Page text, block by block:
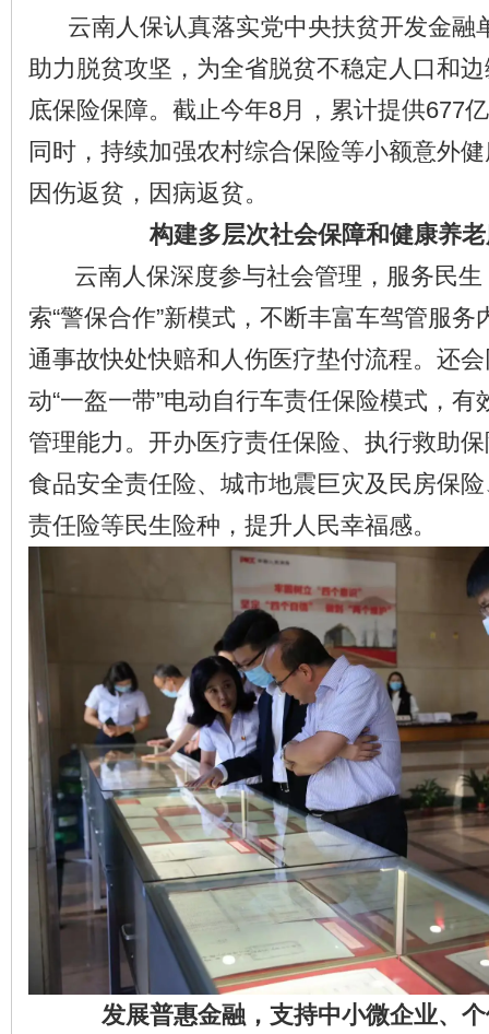
云南人保认真落实党中央扶贫开发金融
助力脱贫攻坚，为全省脱贫不稳定人口和
底保险保障。截止今年8月，累计提供677
同时，持续加强农村综合保险等小额意外
因伤返贫，因病返贫。
构建多层次社会保障和健康养
云南人保深度参与社会管理，服务民生
索“警保合作”新模式，不断丰富车驾管服
通事故快处快赔和人伤医疗垫付流程。还
动“一盔一带”电动自行车责任保险模式，
管理能力。开办医疗责任保险、执行救助
食品安全责任险、城市地震巨灾及民房保
责任险等民生险种，提升人民幸福感。
发展普惠金融，支持中小微企业、